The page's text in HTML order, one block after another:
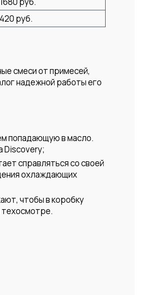
420 руб.
смеси от примесей,
надежной работы его
попадающую в масло.
Discovery;
справляться со своей
охлаждающих
чтобы в коробку
техосмотре.